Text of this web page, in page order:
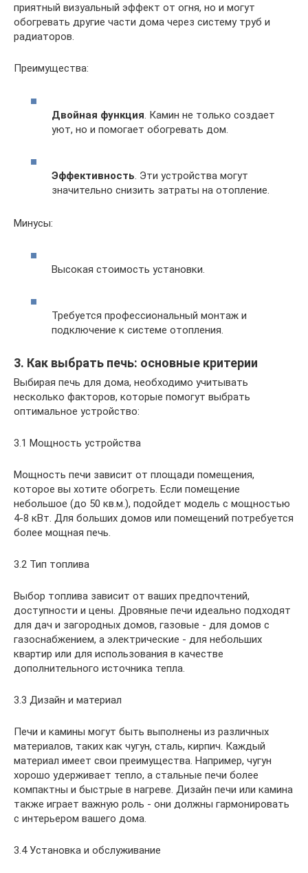
приятный визуальный эффект от огня, но и могут
обогревать другие части дома через систему труб и
радиаторов.
Преимущества:
Двойная функция . Камин не только создает
уют, но и помогает обогревать дом.
Эффективность . Эти устройства могут
значительно снизить затраты на отопление.
Минусы:
Высокая стоимость установки.
Требуется профессиональный монтаж и
подключение к системе отопления.
3. Как выбрать печь: основные критерии
Выбирая печь для дома, необходимо учитывать
несколько факторов, которые помогут выбрать
оптимальное устройство:
3.1 Мощность устройства
Мощность печи зависит от площади помещения,
которое вы хотите обогреть. Если помещение
небольшое (до 50 кв.м.), подойдет модель с мощностью
4-8 кВт. Для больших домов или помещений потребуется
более мощная печь.
3.2 Тип топлива
Выбор топлива зависит от ваших предпочтений,
доступности и цены. Дровяные печи идеально подходят
для дач и загородных домов, газовые - для домов с
газоснабжением, а электрические - для небольших
квартир или для использования в качестве
дополнительного источника тепла.
3.3 Дизайн и материал
Печи и камины могут быть выполнены из различных
материалов, таких как чугун, сталь, кирпич. Каждый
материал имеет свои преимущества. Например, чугун
хорошо удерживает тепло, а стальные печи более
компактны и быстрые в нагреве. Дизайн печи или камина
также играет важную роль - они должны гармонировать
с интерьером вашего дома.
3.4 Установка и обслуживание